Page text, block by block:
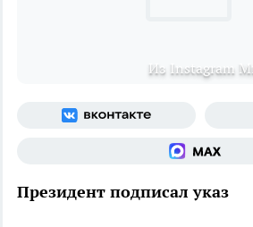
Из Instagram
Президент подписал указ